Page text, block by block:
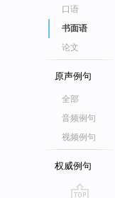
口语
书面语
论文
原声例句
全部
音频例句
视频例句
权威例句